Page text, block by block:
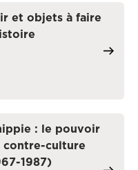
et objets à faire
: le pouvoir
contre-culture
1987)